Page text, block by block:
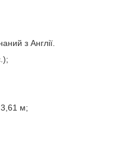
з Англії.
3,61 м;